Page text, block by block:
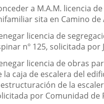
a M.A.M. licencia
sita en Camino de
licencia de
nº 125, solicitada por
licencia de obras
la caja de escalera del
de la
por Comunidad de